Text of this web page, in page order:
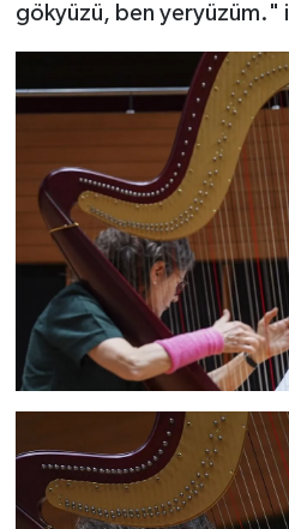
gökyüzü, ben yeryüzüm."